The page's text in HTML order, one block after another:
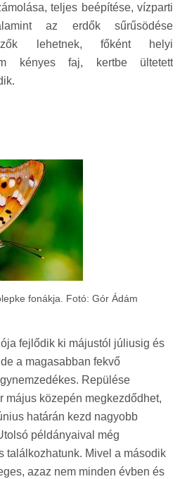
teljes beépítése, vízparti
az erdők sűrűsödése
lehetnek, főként helyi
kényes faj, kertbe ültetett
fonákja. Fotó: Gór Ádám
fejlődik ki májustól júliusig és
a magasabban fekvő
Repülése
május közepén megkezdődhet,
határán kezd nagyobb
példányaival még
találkozhatunk. Mivel a második
azaz nem minden évben és